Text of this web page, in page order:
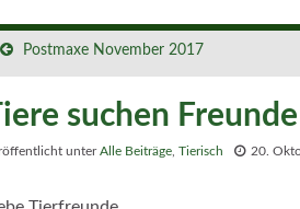
Postmaxe November 2017
suchen
unterAlle Beiträge Tierisch 20.